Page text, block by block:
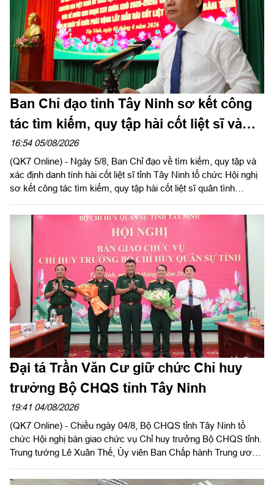
Ban Chỉ đạo tỉnh Tây Ninh sơ kết công
tác tìm kiếm, quy tập hài cốt liệt sĩ và
đẩy mạnh Chiến dịch 500 ngày đêm
16:54 05/08/2026
(QK7 Online) - Ngày 5/8, Ban Chỉ đạo về tìm kiếm, quy tập và
xác định danh tính hài cốt liệt sĩ tỉnh Tây Ninh tổ chức Hội nghị
sơ kết công tác tìm kiếm, quy tập hài cốt liệt sĩ quân tình
tranh tại Campuchia đưa về nước giai đoạn XXV; rút kinh
nghiệm sau 60 ngày triển khai lấy mẫu hài cốt liệt sĩ; phát động
đợt thi đua cao điểm với chủ đề “350 ngày đêm thần tốc, quyết
thắng”. Đồng chí Phạm Tấn Hòa, Phó chủ tịch UBND tỉnh Tây
Ninh, Trưởng ban Chỉ đạo về tìm kiếm, quy tập và xác định
danh tính hài cốt liệt sĩ tỉnh Tây Ninh chủ trì hội nghị.
Đại tá Trần Văn Cư giữ chức Chỉ huy
trưởng Bộ CHQS tỉnh Tây Ninh
19:41 04/08/2026
(QK7 Online) - Chiều ngày 04/8, Bộ CHQS tỉnh Tây Ninh tổ
chức Hội nghị bàn giao chức vụ Chỉ huy trưởng Bộ CHQS tỉnh.
Trung tướng Lê Xuân Thế, Ủy viên Ban Chấp hành Trung ương
lệnh Quân khu 7 và đồng chí Nguyễn Văn Quyết, Ủy viên Ban